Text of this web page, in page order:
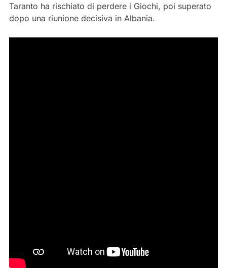
Taranto ha rischiato di perdere i Giochi, poi superato
dopo una riunione decisiva in Albania.